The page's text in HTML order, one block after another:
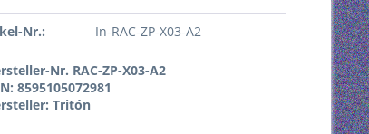
Nr.: In-RAC-ZP-X03-A2
Nr. RAC-ZP-X03-A2
8595105072981
Tritón